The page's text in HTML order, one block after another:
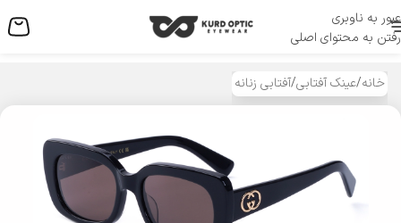
عبور به ناوبری
رفتن به محتوای اصلی
منو
خانه/عینک آفتابی/آفتابی زنانه